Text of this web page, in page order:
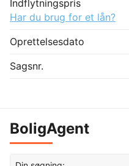
Indflytningspris
Har du brug for et lån?
Oprettelsesdato
Sagsnr.
BoligAgent